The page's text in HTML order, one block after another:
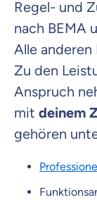
Regel- und
nach BEMA
Alle
Zu den
Anspruch
mit deinem
gehören